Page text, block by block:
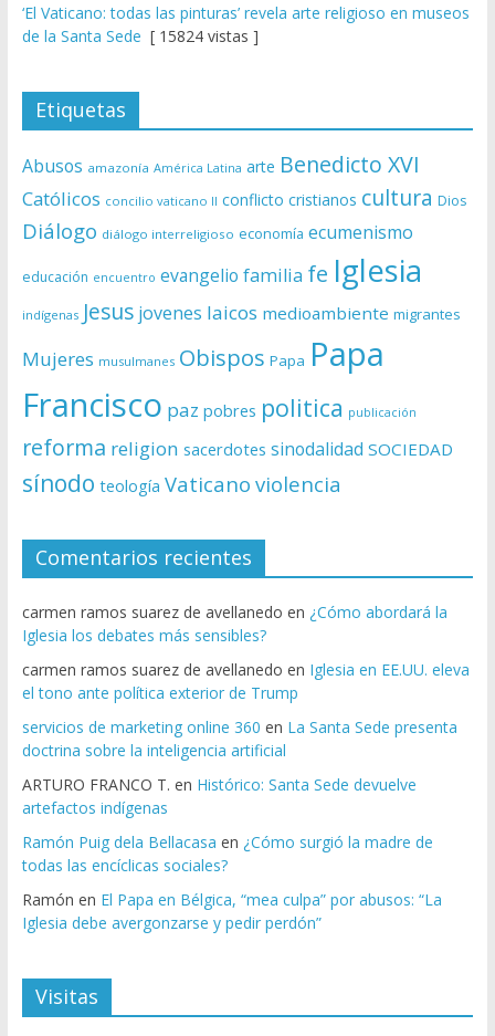
‘El Vaticano: todas las pinturas’ revela arte religioso en museos
de la Santa Sede [ 15824 vistas ]
Etiquetas
Abusos amazonía América Latina arte Benedicto XVI
Católicos concilio vaticano II conflicto cristianos cultura Dios
Diálogo diálogo interreligioso economía ecumenismo
educación encuentro evangelio familia fe Iglesia
indígenas Jesus jovenes laicos medioambiente migrantes
Mujeres musulmanes Obispos Papa Papa
Francisco paz pobres politica publicación
reforma religion sacerdotes sinodalidad SOCIEDAD
sínodo teología Vaticano violencia
Comentarios recientes
carmen ramos suarez de avellanedo en ¿Cómo abordará la
Iglesia los debates más sensibles?
carmen ramos suarez de avellanedo en Iglesia en EE.UU. eleva
el tono ante política exterior de Trump
servicios de marketing online 360 en La Santa Sede presenta
doctrina sobre la inteligencia artificial
ARTURO FRANCO T. en Histórico: Santa Sede devuelve
artefactos indígenas
Ramón Puig dela Bellacasa en ¿Cómo surgió la madre de
todas las encíclicas sociales?
Ramón en El Papa en Bélgica, “mea culpa” por abusos: “La
Iglesia debe avergonzarse y pedir perdón”
Visitas